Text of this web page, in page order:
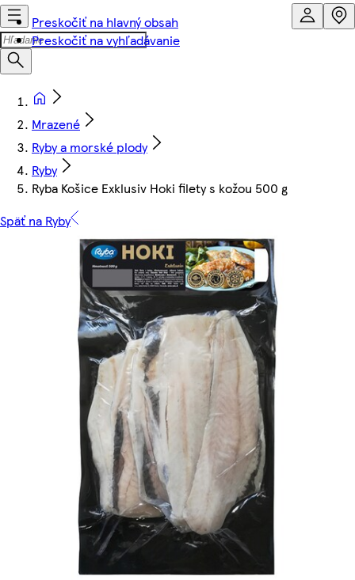
Preskočiť na hlavný obsah
Preskočiť na vyhľadávanie
Mrazené
Ryby a morské plody
Ryby
Ryba Košice Exklusiv Hoki filety s kožou 500 g
Späť na Ryby